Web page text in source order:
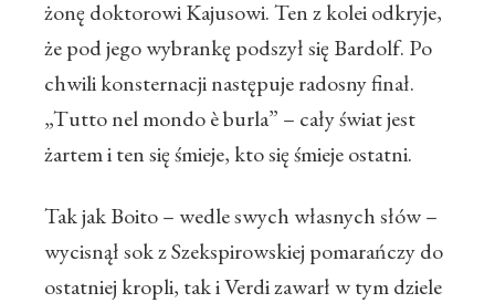
żonę doktorowi Kajusowi. Ten z kolei odkryje,
że pod jego wybrankę podszył się Bardolf. Po
chwili konsternacji następuje radosny finał.
„Tutto nel mondo è burla” – cały świat jest
żartem i ten się śmieje, kto się śmieje ostatni.
Tak jak Boito – wedle swych własnych słów –
wycisnął sok z Szekspirowskiej pomarańczy do
ostatniej kropli, tak i Verdi zawarł w tym dziele